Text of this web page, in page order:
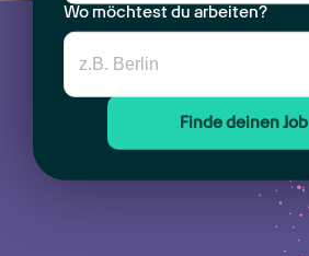
Wo möchtest du arbeiten?
Finde deinen Job